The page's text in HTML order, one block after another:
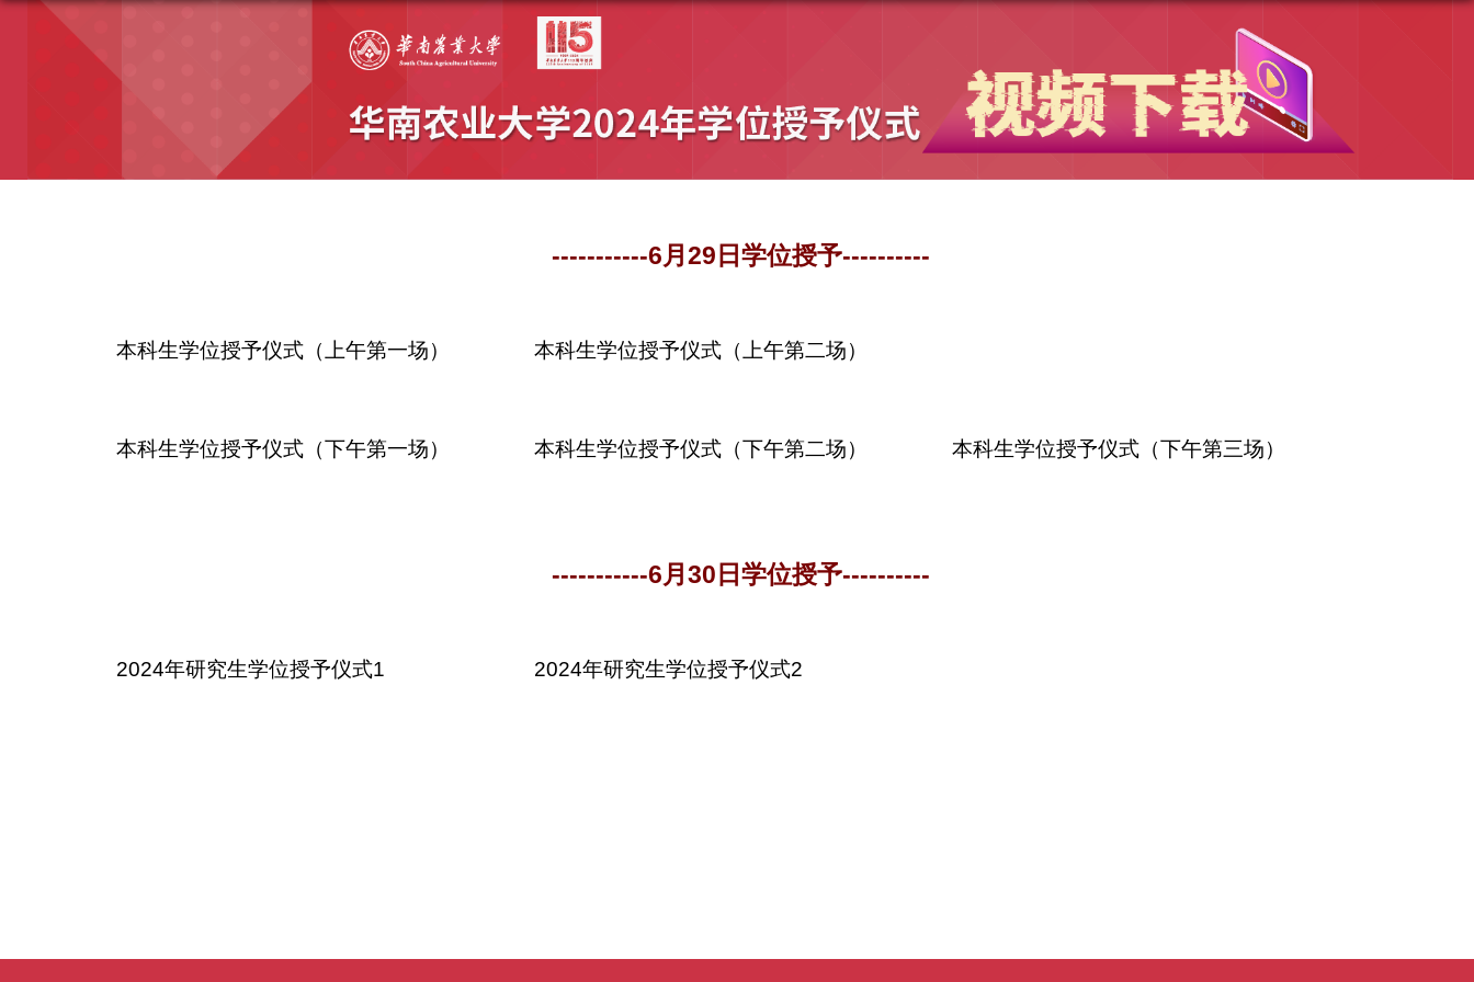
-----------6月29日学位授予----------
本科生学位授予仪式（上午第一场） 本科生学位授予仪式（上午第二场）
本科生学位授予仪式（下午第一场） 本科生学位授予仪式（下午第二场） 本科生学位授予仪式（下午第三场）
-----------6月30日学位授予----------
2024年研究生学位授予仪式1 2024年研究生学位授予仪式2